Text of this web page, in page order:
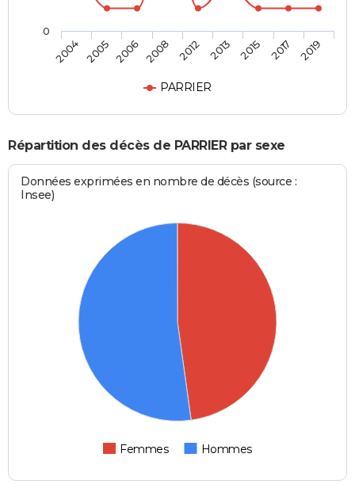
PARRIER
2004 2005 2006 2008 2012 2013 2015 2017 2019
0
Répartition des décès de PARRIER par sexe
Données exprimées en nombre de décès (source :
Insee)
Femmes Hommes